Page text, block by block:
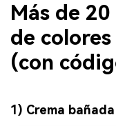
Más de
de
(con
1) Crema